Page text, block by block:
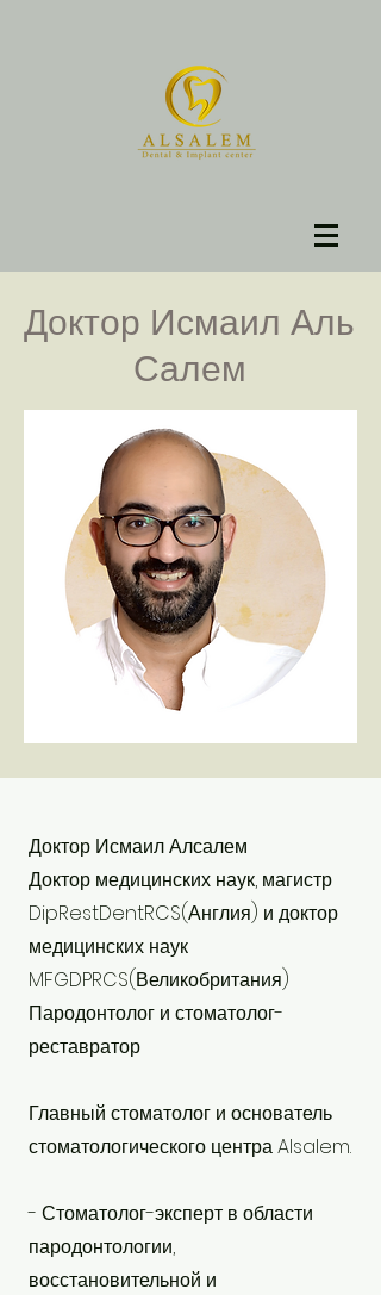
Доктор Исмаил Аль
Салем
Доктор Исмаил Алсалем
Доктор медицинских наук, магистр
DipRestDentRCS(Англия) и доктор
медицинских наук
MFGDPRCS(Великобритания)
Пародонтолог и стоматолог-
реставратор
Главный стоматолог и основатель
стоматологического центра Alsalem.
- Стоматолог-эксперт в области
пародонтологии,
восстановительной и